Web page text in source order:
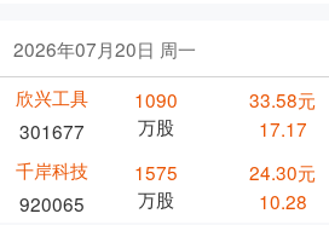
2026年07月20日 周一
欣兴工具
301677
1090
万股
33.58元
17.17
千岸科技
920065
1575
万股
24.30元
10.28